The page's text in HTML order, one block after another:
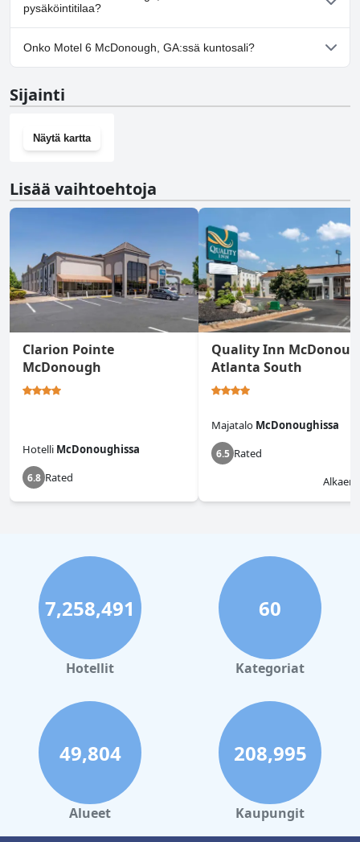
pysäköintitilaa?
Kyllä, Motel 6 McDonough, GA tarjoaa
pysäköintimahdollisuuden.
Onko Motel 6 McDonough, GA:ssä kuntosali?
Sijainti
Näytä kartta
Lisää vaihtoehtoja
Clarion Pointe
McDonough
Hotelli McDonoughissa
6.8 Rated
Quality Inn
Atlanta South
Majatalo McDonoughissa
6.5 Rated
Alkaen
7,258,491
Hotellit
60
Kategoriat
49,804
Alueet
208,995
Kaupungit